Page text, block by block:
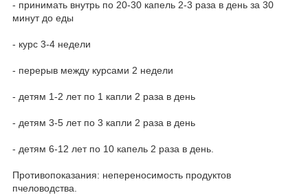
- принимать внутрь по 20-30 капель 2-3 раза в день за 30
минут до еды
- курс 3-4 недели
- перерыв между курсами 2 недели
- детям 1-2 лет по 1 капли 2 раза в день
- детям 3-5 лет по 3 капли 2 раза в день
- детям 6-12 лет по 10 капель 2 раза в день.
Противопоказания: непереносимость продуктов
пчеловодства.